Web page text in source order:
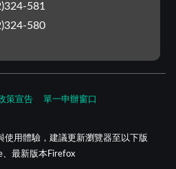
581
580
策宣告 單一申辦窗口
使用體驗，建議更新瀏覽器至以下版
、最新版本Firefox